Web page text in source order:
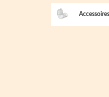
Accessoires